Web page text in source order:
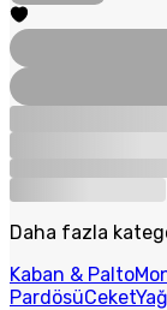
Daha fazla
Kaban & Palto
PardösüCeket